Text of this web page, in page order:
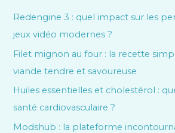
Redengine 3 : quel impact sur les
jeux vidéo modernes ?
Filet mignon au four : la recette
viande tendre et savoureuse
Huiles essentielles et cholestérol :
santé cardiovasculaire ?
Modshub : la plateforme